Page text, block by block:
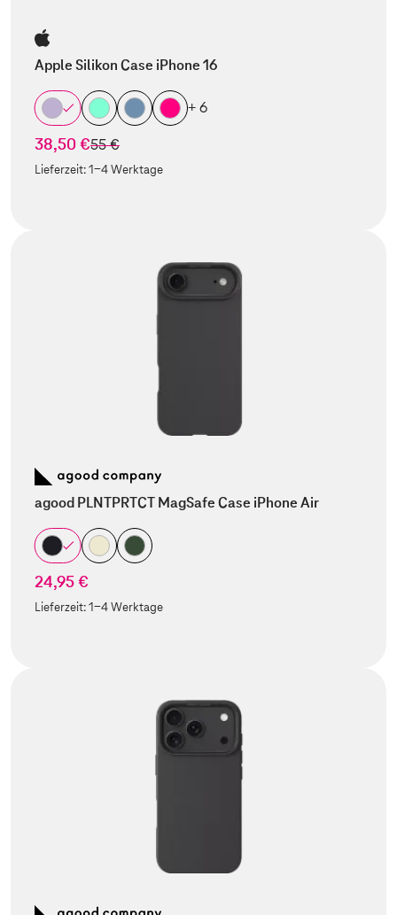
Apple Silikon Case iPhone 16
+ 6
38,50 €statt
55 €
Lieferzeit:1-4 Werktage
agood PLNTPRTCT MagSafe Case iPhone Air
24,95 €
Lieferzeit:1-4 Werktage